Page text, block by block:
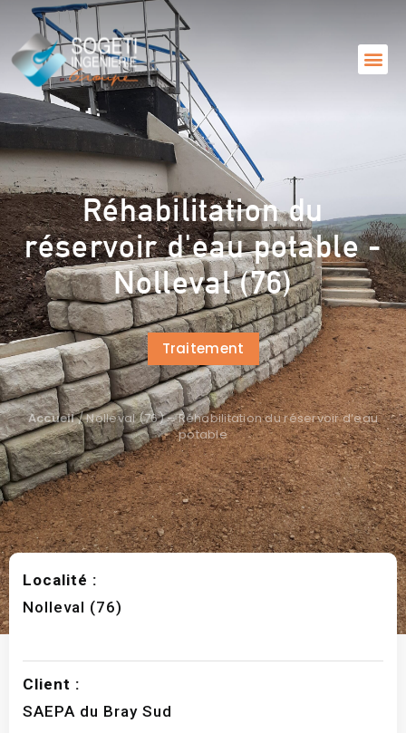
Réhabilitation du
réservoir d'eau potable -
Nolleval (76)
Traitement
Accueil/Nolleval (76) – Réhabilitation du réservoir d’eau
potable
Localité :
Nolleval (76)
Client :
SAEPA du Bray Sud